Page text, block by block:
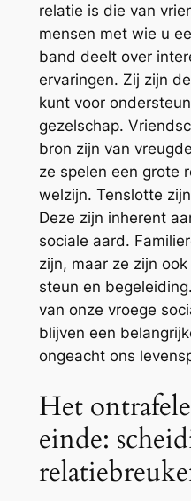
relatie is die van
mensen met wie u
band deelt over
ervaringen. Zij zijn
kunt voor
gezelschap.
bron zijn van
ze spelen een grote
welzijn. Tenslotte
Deze zijn inherent
sociale aard.
zijn, maar ze zijn
steun en
van onze vroege
blijven een
ongeacht ons
Het
einde: